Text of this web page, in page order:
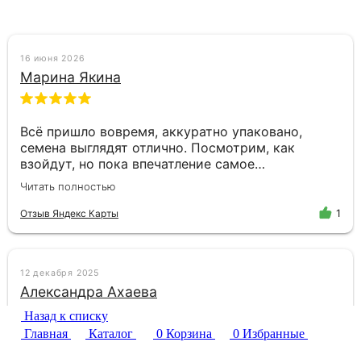
Назад к списку
Главная
Каталог 0 Корзина 0 Избранные